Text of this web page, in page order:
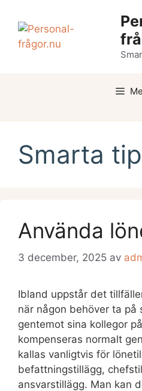
innehåll
Smarta
Använda
3 december, 2025 av
Ibland uppstår det
när någon behöver ta på
gentemot sina kollegor
kompenseras normalt
kallas vanligtvis för
befattningstillägg,
ansvarstillägg. Man kan